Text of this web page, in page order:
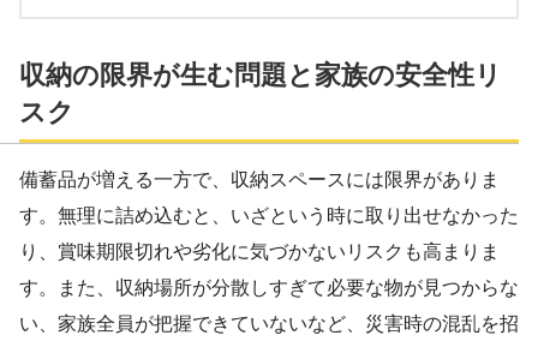
収納の限界が生む問題と家族の安全性リ
スク
備蓄品が増える一方で、収納スペースには限界がありま
す。無理に詰め込むと、いざという時に取り出せなかった
り、賞味期限切れや劣化に気づかないリスクも高まりま
す。また、収納場所が分散しすぎて必要な物が見つからな
い、家族全員が把握できていないなど、災害時の混乱を招